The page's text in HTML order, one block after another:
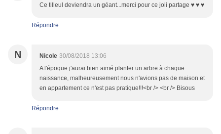
Ce tilleul deviendra un géant...merci pour ce joli partage ♥ ♥ ♥
Répondre
N Nicole 30/08/2018 13:06
A l'époque j'aurai bien aimé planter un arbre à chaque
naissance, malheureusement nous n'avions pas de maison et
en appartement ce n'est pas pratique!!!<br /> <br /> Bisous
Répondre